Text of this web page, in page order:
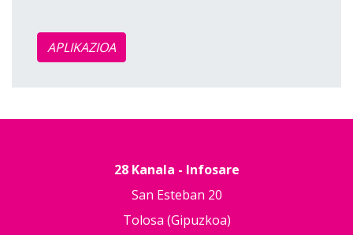
APLIKAZIOA
28 Kanala - Infosare
San Esteban 20
Tolosa (Gipuzkoa)